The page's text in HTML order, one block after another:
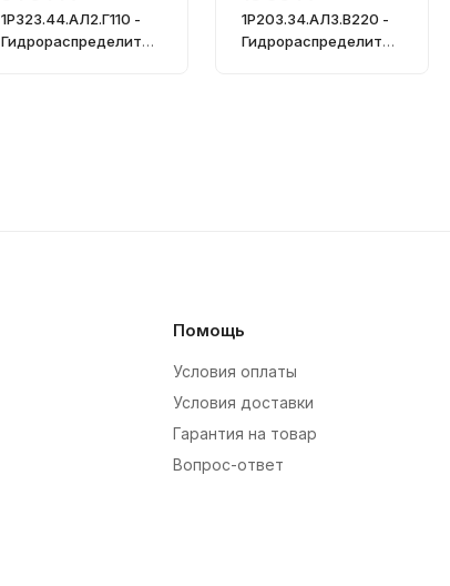
1Р323.44.АЛ2.Г110 -
Гидрораспределител
1Р203.34.АЛ3.В220 -
Гидрораспределител
Помощь
Условия оплаты
Условия доставки
Гарантия на товар
Вопрос-ответ